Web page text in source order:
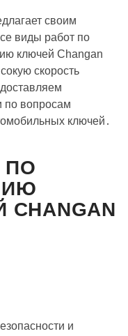
своим
виды работ по
ключей Changan
скорость
по вопросам
ключей․
ПО
и